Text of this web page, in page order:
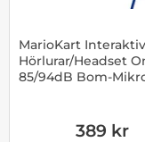
MarioKart Interaktiv
Hörlurar/Headset
85/94dB Bom-
389 kr